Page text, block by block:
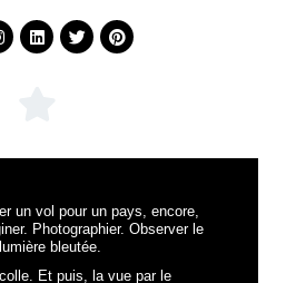
un vol pour un pays, encore,
Photographier. Observer le
bleutée.
Et puis, la vue par le